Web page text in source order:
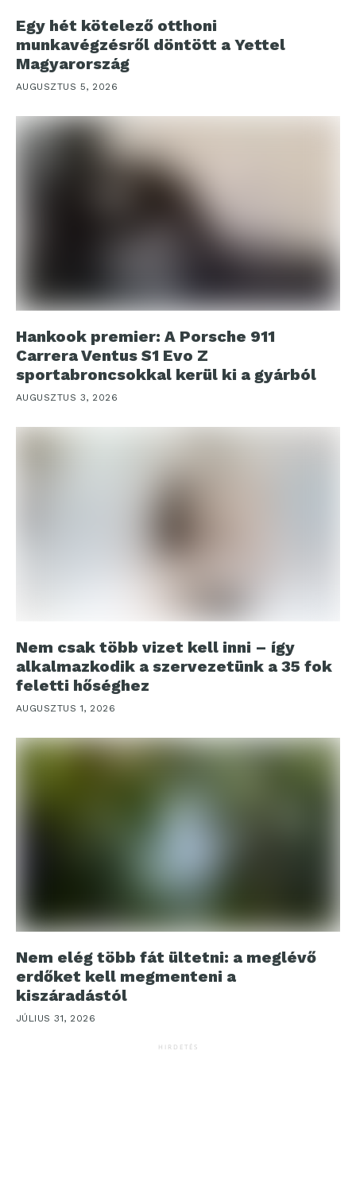
Egy hét kötelező otthoni
munkavégzésről döntött a Yettel
Magyarország
AUGUSZTUS 5, 2026
Hankook premier: A Porsche 911
Carrera Ventus S1 Evo Z
sportabroncsokkal kerül ki a gyárból
AUGUSZTUS 3, 2026
Nem csak több vizet kell inni – így
alkalmazkodik a szervezetünk a 35 fok
feletti hőséghez
AUGUSZTUS 1, 2026
Nem elég több fát ültetni: a meglévő
erdőket kell megmenteni a
kiszáradástól
JÚLIUS 31, 2026
HIRDETÉS